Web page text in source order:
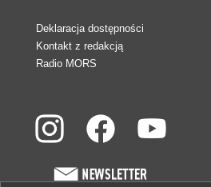
Deklaracja dostępności
Kontakt z redakcją
Radio MORS